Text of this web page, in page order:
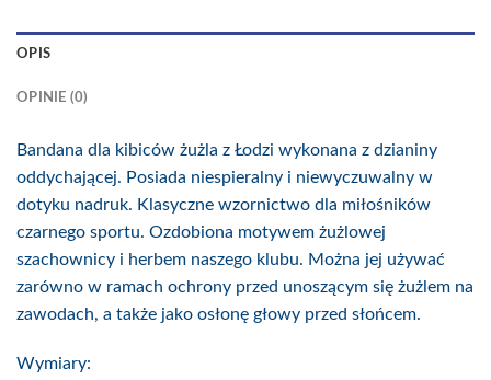
OPIS
OPINIE (0)
Bandana dla kibiców żużla z Łodzi wykonana z dzianiny
oddychającej. Posiada niespieralny i niewyczuwalny w
dotyku nadruk. Klasyczne wzornictwo dla miłośników
czarnego sportu. Ozdobiona motywem żużlowej
szachownicy i herbem naszego klubu. Można jej używać
zarówno w ramach ochrony przed unoszącym się żużlem na
zawodach, a także jako osłonę głowy przed słońcem.
Wymiary: